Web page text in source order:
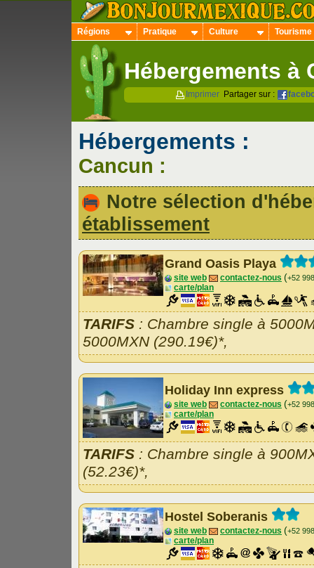
Régions Pratique Culture Tourisme
Hébergements à
Imprimer Partager sur :
Hébergements :
Cancun :
Notre sélection
établissement
Grand Oasis Playa
site web contactez-nous (+52
carte/plan
TARIFS : Chambre single à
5000MXN (290.19€)*,
Holiday Inn express
site web contactez-nous (+52
carte/plan
TARIFS : Chambre single à
(52.23€)*,
Hostel Soberanis
site web contactez-nous (+52
carte/plan